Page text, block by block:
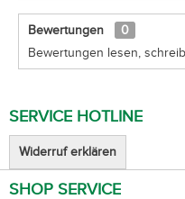
Bewertungen
0
Bewertungen lesen,
SERVICE HOTLINE
Widerruf erklären
SHOP SERVICE